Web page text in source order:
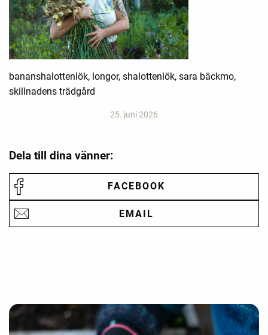
bananshalottenlök, longor, shalottenlök, sara bäckmo,
skillnadens trädgård
25. juni 2026
Dela till dina vänner:
FACEBOOK
EMAIL